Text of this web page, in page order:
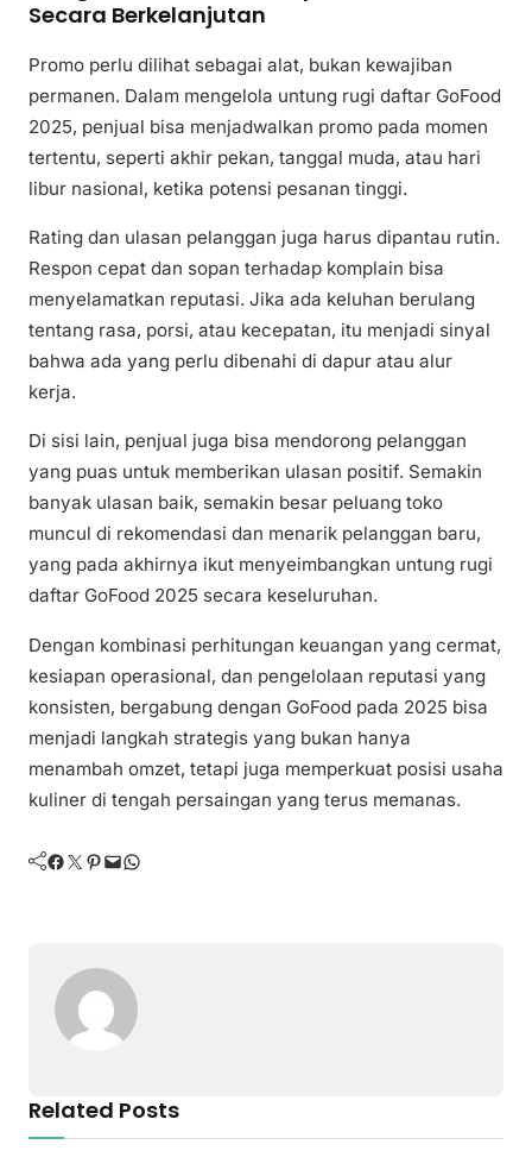
Secara Berkelanjutan
Promo perlu dilihat sebagai alat, bukan kewajiban
permanen. Dalam mengelola untung rugi daftar GoFood
2025, penjual bisa menjadwalkan promo pada momen
tertentu, seperti akhir pekan, tanggal muda, atau hari
libur nasional, ketika potensi pesanan tinggi.
Rating dan ulasan pelanggan juga harus dipantau rutin.
Respon cepat dan sopan terhadap komplain bisa
menyelamatkan reputasi. Jika ada keluhan berulang
tentang rasa, porsi, atau kecepatan, itu menjadi sinyal
bahwa ada yang perlu dibenahi di dapur atau alur
kerja.
Di sisi lain, penjual juga bisa mendorong pelanggan
yang puas untuk memberikan ulasan positif. Semakin
banyak ulasan baik, semakin besar peluang toko
muncul di rekomendasi dan menarik pelanggan baru,
yang pada akhirnya ikut menyeimbangkan untung rugi
daftar GoFood 2025 secara keseluruhan.
Dengan kombinasi perhitungan keuangan yang cermat,
kesiapan operasional, dan pengelolaan reputasi yang
konsisten, bergabung dengan GoFood pada 2025 bisa
menjadi langkah strategis yang bukan hanya
menambah omzet, tetapi juga memperkuat posisi usaha
kuliner di tengah persaingan yang terus memanas.
Facebook Twitter Pinterest Mail WhatsApp
Related Posts